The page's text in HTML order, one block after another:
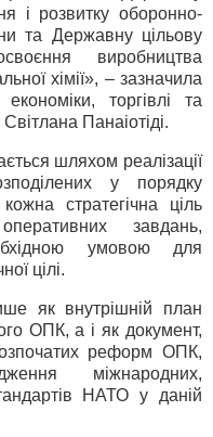
і розвитку оборонно-
та Державну цільову
виробництва
хімії», – зазначила
торгівлі та
Панаіотіді.
шляхом реалізації
у порядку
стратегічна ціль
завдань,
умовою для
цілі.
як внутрішній план
ОПК, а і як документ,
реформ ОПК,
міжнародних,
НАТО у даній